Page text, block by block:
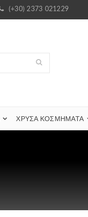
(+30) 2373 021229
ΧΡΥΣΆ ΚΟΣΜΉΜΑΤΑ